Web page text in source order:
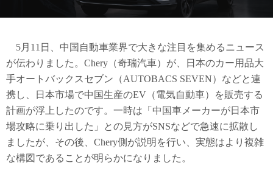
5月11日、中国自動車業界で大きな注目を集めるニュース
が伝わりました。Chery（奇瑞汽車）が、日本のカー用品大
手オートバックスセブン（AUTOBACS SEVEN）などと連
携し、日本市場で中国生産のEV（電気自動車）を販売する
計画が浮上したのです。一時は「中国車メーカーが日本市
場攻略に乗り出した」との見方がSNSなどで急速に拡散し
ましたが、その後、Chery側が説明を行い、実態はより複雑
な構図であることが明らかになりました。